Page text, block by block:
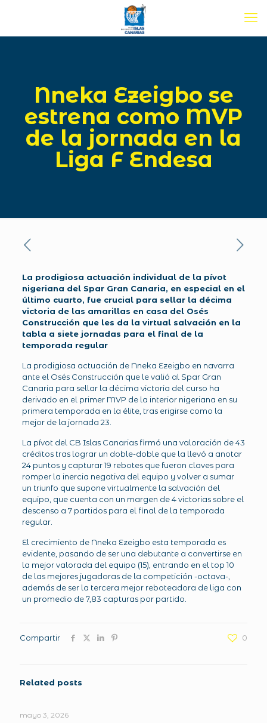
Nneka Ezeigbo se
estrena como MVP
de la jornada en la
Liga F Endesa
La prodigiosa actuación individual de la pívot
nigeriana del Spar Gran Canaria, en especial en el
último cuarto, fue crucial para sellar la décima
victoria de las amarillas en casa del Osés
Construcción que les da la virtual salvación en la
tabla a siete jornadas para el final de la
temporada regular
La prodigiosa actuación de Nneka Ezeigbo en navarra
ante el Osés Construcción que le valió al Spar Gran
Canaria para sellar la décima victoria del curso ha
derivado en el primer MVP de la interior nigeriana en su
primera temporada en la élite, tras erigirse como la
mejor de la jornada 23.
La pívot del CB Islas Canarias firmó una valoración de 43
créditos tras lograr un doble-doble que la llevó a anotar
24 puntos y capturar 19 rebotes que fueron claves para
romper la inercia negativa del equipo y volver a sumar
un triunfo que supone virtualmente la salvación del
equipo, que cuenta con un margen de 4 victorias sobre el
descenso a 7 partidos para el final de la temporada
regular.
El crecimiento de Nneka Ezeigbo esta temporada es
evidente, pasando de ser una debutante a convertirse en
la mejor valorada del equipo (15), entrando en el top 10
de las mejores jugadoras de la competición -octava-,
además de ser la tercera mejor reboteadora de liga con
un promedio de 7,83 capturas por partido.
Compartir 0
Related posts
mayo 3, 2026